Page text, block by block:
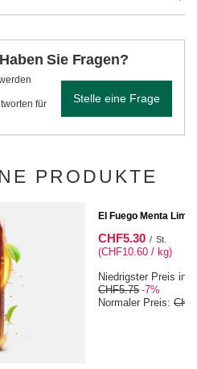
Sie Fragen?
für
Stelle eine Frage
PRODUKTE
El Fuego Menta
CHF5.30 / St.
(CHF10.60 / kg)
Niedrigster Preis in
CHF5.75 -7%
Normaler Preis: